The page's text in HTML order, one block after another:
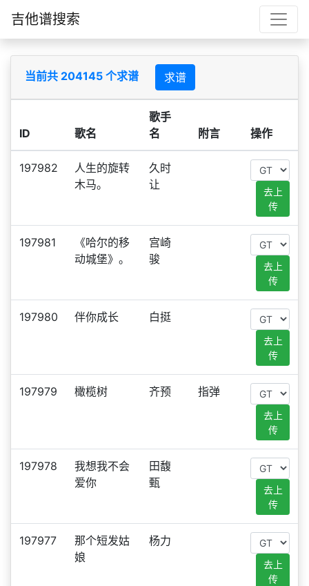
吉他谱搜索
当前共 204145 个求谱 求谱
ID 歌名
歌手
名
附言 操作
197982
人生的旋转
木马。
久时
让
去上
传
197981
《哈尔的移
动城堡》。
宫崎
骏
去上
传
197980 伴你成长 白挺
去上
传
197979 橄榄树 齐预 指弹
去上
传
197978
我想我不会
爱你
田馥
甄
去上
传
197977
那个短发姑
娘
杨力
去上
传